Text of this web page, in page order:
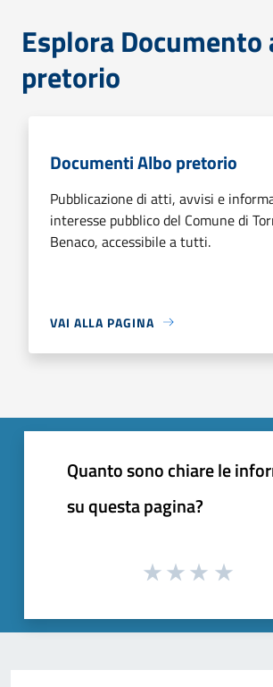
Esplora Documento
pretorio
Documenti Albo pretorio
Pubblicazione di atti, avvisi e
interesse pubblico del Comune di
Benaco, accessibile a tutti.
VAI ALLA PAGINA
Quanto sono chiare le
su questa pagina?